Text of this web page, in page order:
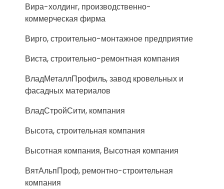
Вира-холдинг, производственно-
коммерческая фирма
Вирго, строительно-монтажное предприятие
Виста, строительно-ремонтная компания
ВладМеталлПрофиль, завод кровельных и
фасадных материалов
ВладСтройСити, компания
Высота, строительная компания
Высотная компания, Высотная компания
ВятАльпПроф, ремонтно-строительная
компания